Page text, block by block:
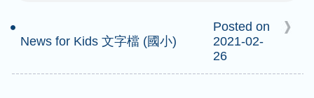
News for Kids 文字檔 (國小)
Posted on
2021-02-
26